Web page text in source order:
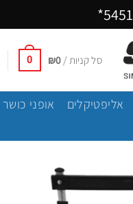
5451*
סל קניות / ₪0
0
אליפטיקלים אופני כושר